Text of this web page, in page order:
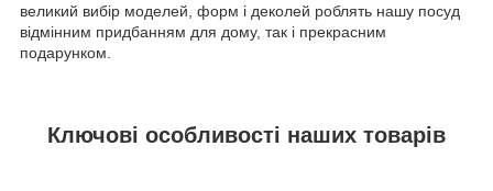
великий вибір моделей, форм і деколей роблять нашу посуд
відмінним придбанням для дому, так і прекрасним
подарунком.
Ключові особливості наших товарів